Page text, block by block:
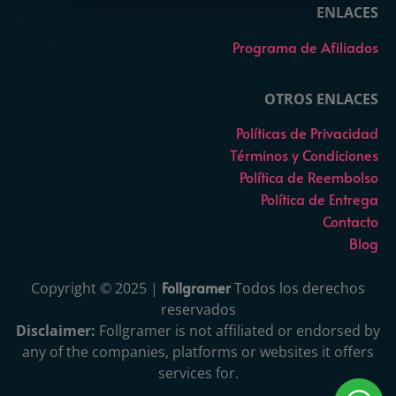
ENLACES
Programa de Afiliados
OTROS ENLACES
Políticas de Privacidad
Términos y Condiciones
Política de Reembolso
Política de Entrega
Contacto
Blog
Copyright © 2025 | FollgramerTodos los derechos
reservados
Disclaimer: Follgramer is not affiliated or endorsed by
any of the companies, platforms or websites it offers
services for.